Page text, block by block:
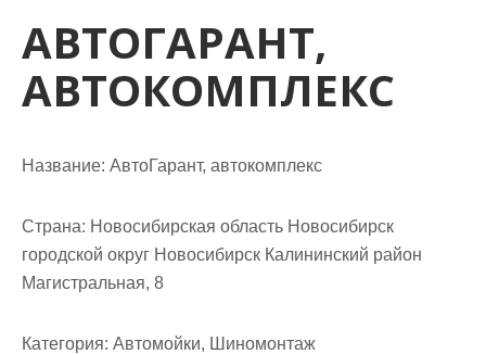
АВТОГАРАНТ,
АВТОКОМПЛЕКС
Название: АвтоГарант, автокомплекс
Страна: Новосибирская область Новосибирск
городской округ Новосибирск Калининский район
Магистральная, 8
Категория: Автомойки, Шиномонтаж